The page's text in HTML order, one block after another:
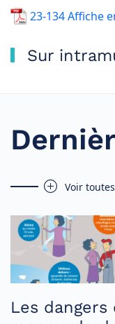
23-134 Affiche
Sur
Voir
Les dangers